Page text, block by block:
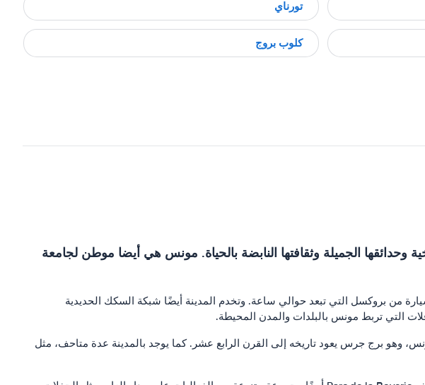
تورناي
كلوب بروج
الجميلة وثقافتها النابضة بالحياة. مونس هي أيضا موطن لجامعة
من بروكسل التي تبعد حوالي ساعة. وتخدم المدينة أيضًا شبكة السكك الحديدية
التي تربط مونس بالبلدات والمدن المحيطة.
وهو برج جرس يعود تاريخه إلى القرن الرابع عشر. كما يوجد بالمدينة عدة متاحف، مثل